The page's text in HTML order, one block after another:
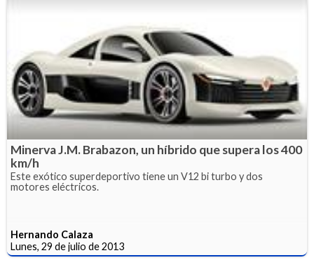
Minerva J.M. Brabazon, un híbrido que supera los 400
km/h
Este exótico superdeportivo tiene un V12 bi turbo y dos
motores eléctricos.
Hernando Calaza
Lunes, 29 de julio de 2013